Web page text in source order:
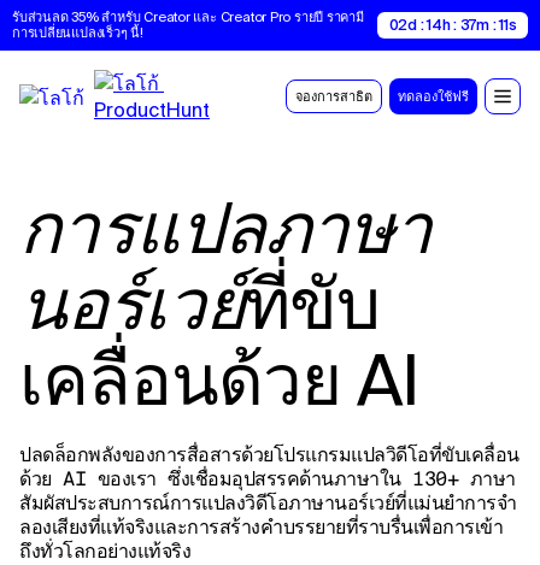
รับส่วนลด 35% สำหรับ Creator และ Creator Pro รายปี ราคามี
การเปลี่ยนแปลงเร็วๆ นี้!
02d : 14h : 37m : 10s
จองการสาธิต ทดลองใช้ฟรี
การแปลภาษา
นอร์เวย์ที่ขับ
เคลื่อนด้วย AI
ปลดล็อกพลังของการสื่อสารด้วยโปรแกรมแปลวิดีโอที่ขับเคลื่อน
ด้วย AI ของเรา ซึ่งเชื่อมอุปสรรคด้านภาษาใน 130+ ภาษา
สัมผัสประสบการณ์การแปลงวิดีโอภาษานอร์เวย์ที่แม่นยําการจํา
ลองเสียงที่แท้จริงและการสร้างคําบรรยายที่ราบรื่นเพื่อการเข้า
ถึงทั่วโลกอย่างแท้จริง